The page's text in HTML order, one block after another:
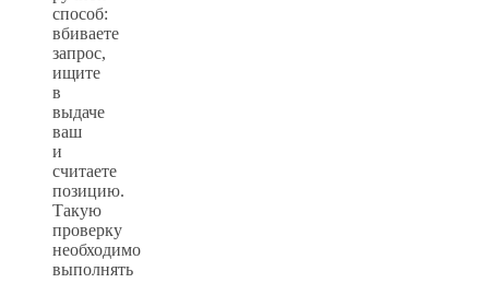
способ:
вбиваете
запрос,
ищите
в
выдаче
ваш
и
считаете
позицию.
Такую
проверку
необходимо
выполнять